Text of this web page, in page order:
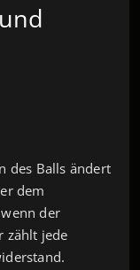
des Balls ändert
dem
der
zählt jede